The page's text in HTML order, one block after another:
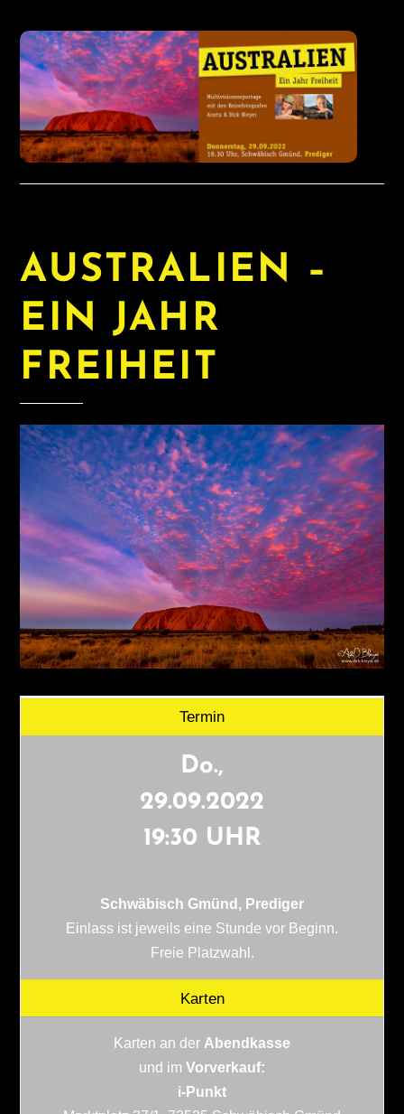
AUSTRALIEN –
EIN JAHR
FREIHEIT
Termin
Do.,
29.09.2022
19:30 UHR
Schwäbisch Gmünd, Prediger
Einlass ist jeweils eine Stunde vor Beginn.
Freie Platzwahl.
Karten
Karten an der Abendkasse
und im Vorverkauf:
i-Punkt